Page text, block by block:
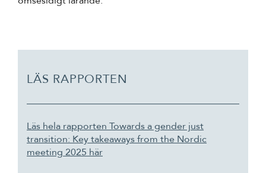
LÄS RAPPORTEN
Läs hela rapporten Towards a gender just
transition: Key takeaways from the Nordic
meeting 2025 här